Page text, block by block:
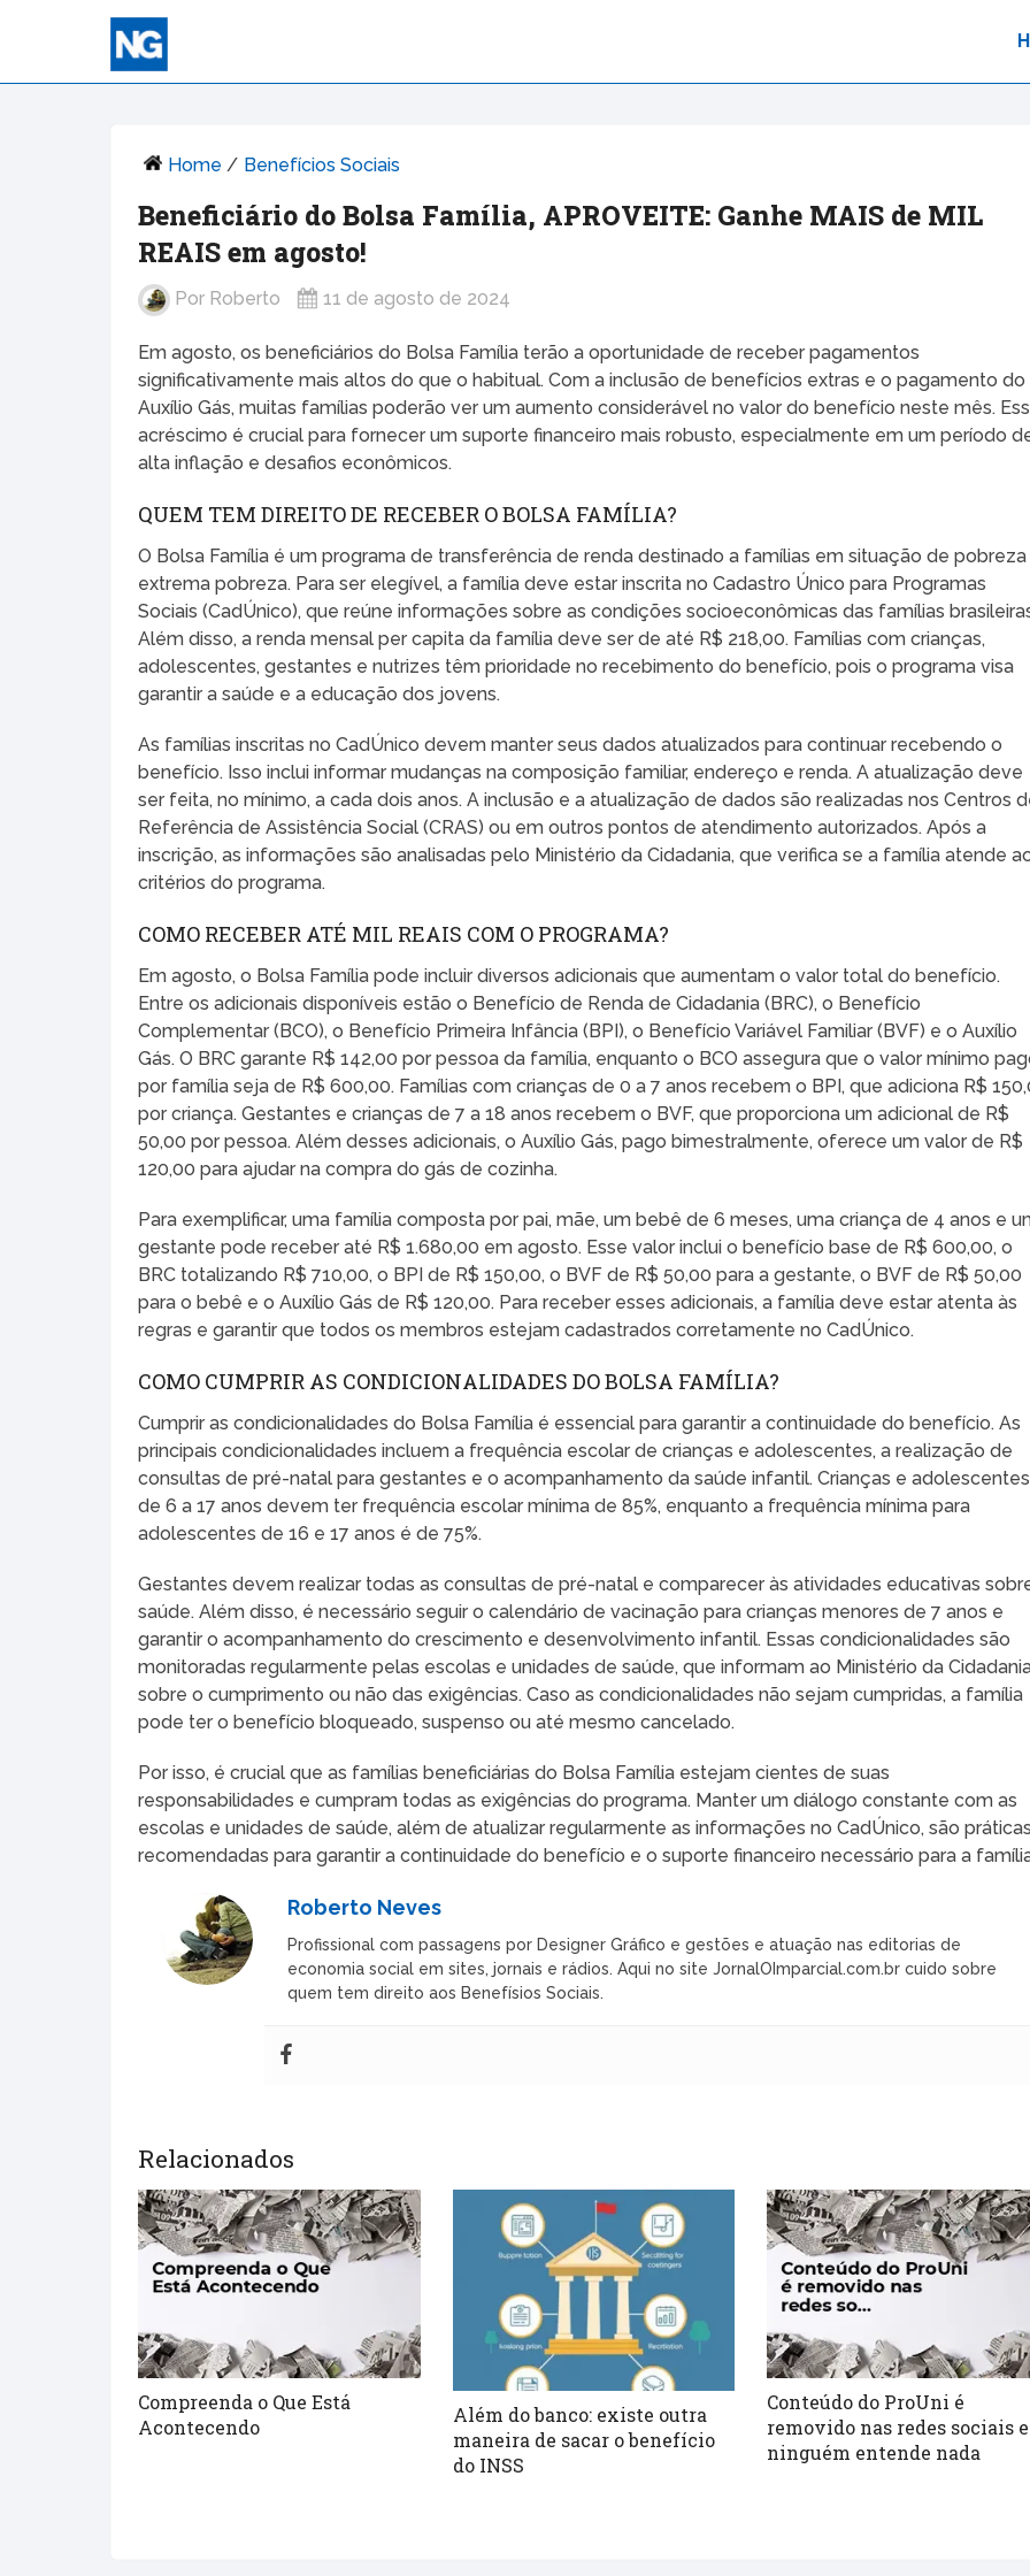
Home / Benefícios Sociais
Beneficiário do Bolsa Família, APROVEITE: Ganhe MAIS de MIL
REAIS em agosto!
Por Roberto 11 de agosto de 2024
Em agosto, os beneficiários do Bolsa Família terão a oportunidade de receber pagamentos
significativamente mais altos do que o habitual. Com a inclusão de benefícios extras e o pagamento do
Auxílio Gás, muitas famílias poderão ver um aumento considerável no valor do benefício neste mês.
acréscimo é crucial para fornecer um suporte financeiro mais robusto, especialmente em um período
alta inflação e desafios econômicos.
QUEM TEM DIREITO DE RECEBER O BOLSA FAMÍLIA?
O Bolsa Família é um programa de transferência de renda destinado a famílias em situação de pobreza
extrema pobreza. Para ser elegível, a família deve estar inscrita no Cadastro Único para Programas
Sociais (CadÚnico), que reúne informações sobre as condições socioeconômicas das famílias
Além disso, a renda mensal per capita da família deve ser de até R$ 218,00. Famílias com crianças,
adolescentes, gestantes e nutrizes têm prioridade no recebimento do benefício, pois o programa visa
garantir a saúde e a educação dos jovens.
As famílias inscritas no CadÚnico devem manter seus dados atualizados para continuar recebendo o
benefício. Isso inclui informar mudanças na composição familiar, endereço e renda. A atualização deve
ser feita, no mínimo, a cada dois anos. A inclusão e a atualização de dados são realizadas nos Centros
Referência de Assistência Social (CRAS) ou em outros pontos de atendimento autorizados. Após a
inscrição, as informações são analisadas pelo Ministério da Cidadania, que verifica se a família atende
critérios do programa.
COMO RECEBER ATÉ MIL REAIS COM O PROGRAMA?
Em agosto, o Bolsa Família pode incluir diversos adicionais que aumentam o valor total do benefício.
Entre os adicionais disponíveis estão o Benefício de Renda de Cidadania (BRC), o Benefício
Complementar (BCO), o Benefício Primeira Infância (BPI), o Benefício Variável Familiar (BVF) e o Auxílio
Gás. O BRC garante R$ 142,00 por pessoa da família, enquanto o BCO assegura que o valor mínimo
por família seja de R$ 600,00. Famílias com crianças de 0 a 7 anos recebem o BPI, que adiciona R$
por criança. Gestantes e crianças de 7 a 18 anos recebem o BVF, que proporciona um adicional de R$
50,00 por pessoa. Além desses adicionais, o Auxílio Gás, pago bimestralmente, oferece um valor de R$
120,00 para ajudar na compra do gás de cozinha.
Para exemplificar, uma família composta por pai, mãe, um bebê de 6 meses, uma criança de 4 anos e
gestante pode receber até R$ 1.680,00 em agosto. Esse valor inclui o benefício base de R$ 600,00, o
BRC totalizando R$ 710,00, o BPI de R$ 150,00, o BVF de R$ 50,00 para a gestante, o BVF de R$ 50,00
para o bebê e o Auxílio Gás de R$ 120,00. Para receber esses adicionais, a família deve estar atenta às
regras e garantir que todos os membros estejam cadastrados corretamente no CadÚnico.
COMO CUMPRIR AS CONDICIONALIDADES DO BOLSA FAMÍLIA?
Cumprir as condicionalidades do Bolsa Família é essencial para garantir a continuidade do benefício. As
principais condicionalidades incluem a frequência escolar de crianças e adolescentes, a realização de
consultas de pré-natal para gestantes e o acompanhamento da saúde infantil. Crianças e adolescentes
de 6 a 17 anos devem ter frequência escolar mínima de 85%, enquanto a frequência mínima para
adolescentes de 16 e 17 anos é de 75%.
Gestantes devem realizar todas as consultas de pré-natal e comparecer às atividades educativas
saúde. Além disso, é necessário seguir o calendário de vacinação para crianças menores de 7 anos e
garantir o acompanhamento do crescimento e desenvolvimento infantil. Essas condicionalidades são
monitoradas regularmente pelas escolas e unidades de saúde, que informam ao Ministério da
sobre o cumprimento ou não das exigências. Caso as condicionalidades não sejam cumpridas, a família
pode ter o benefício bloqueado, suspenso ou até mesmo cancelado.
Por isso, é crucial que as famílias beneficiárias do Bolsa Família estejam cientes de suas
responsabilidades e cumpram todas as exigências do programa. Manter um diálogo constante com as
escolas e unidades de saúde, além de atualizar regularmente as informações no CadÚnico, são práticas
recomendadas para garantir a continuidade do benefício e o suporte financeiro necessário para a
Roberto Neves
Profissional com passagens por Designer Gráfico e gestões e atuação nas editorias de
economia social em sites, jornais e rádios. Aqui no site JornalOImparcial.com.br cuido sobre
quem tem direito aos Benefísios Sociais.
Relacionados
Compreenda o Que Está
Acontecendo
Além do banco: existe outra
maneira de sacar o benefício
do INSS
Conteúdo do ProUni é
removido nas redes sociais e
ninguém entende nada